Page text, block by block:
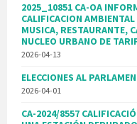
2025_10851 CA-OA
CALIFICACION
MUSICA, RESTAURANTE,
NUCLEO URBANO DE
2026-04-13
ELECCIONES AL
2026-04-01
CA-2024/8557